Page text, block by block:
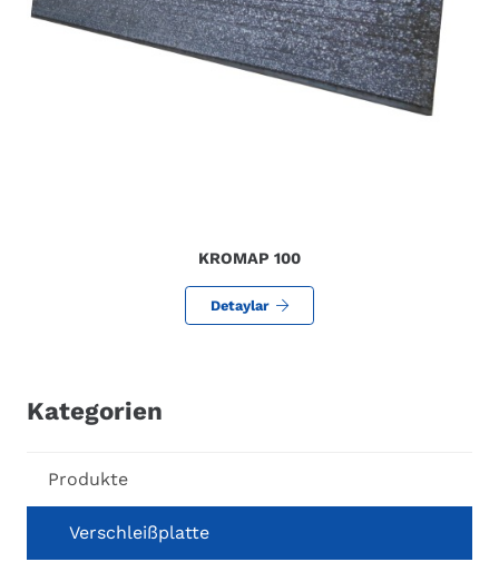
KROMAP 100
Detaylar
Kategorien
Produkte
Verschleißplatte